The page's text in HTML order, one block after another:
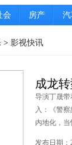
会 房产
> 影视快讯
成龙
导演丁晟
入：《警
内地化，当
发布日期：